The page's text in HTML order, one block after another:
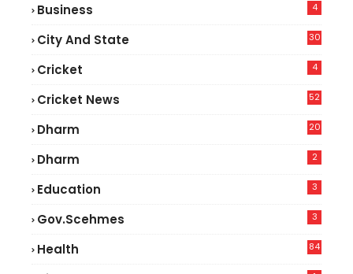
Business 4
City And State 30
Cricket 4
Cricket News
52
Dharm 20
Dharm 2
Education 3
Gov.scehmes 3
Health
84